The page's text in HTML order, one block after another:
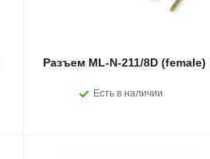
Разъем ML-N-211/8D (female)
Есть в наличии